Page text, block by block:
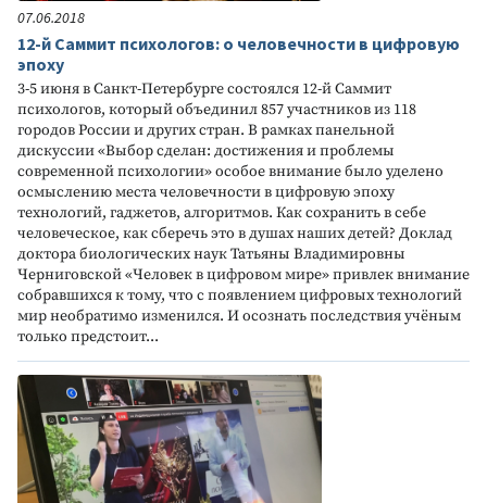
07.06.2018
12-й Саммит психологов: о человечности в цифровую
эпоху
3-5 июня в Санкт-Петербурге состоялся 12-й Саммит
психологов, который объединил 857 участников из 118
городов России и других стран. В рамках панельной
дискуссии «Выбор сделан: достижения и проблемы
современной психологии» особое внимание было уделено
осмыслению места человечности в цифровую эпоху
технологий, гаджетов, алгоритмов. Как сохранить в себе
человеческое, как сберечь это в душах наших детей? Доклад
доктора биологических наук Татьяны Владимировны
Черниговской «Человек в цифровом мире» привлек внимание
собравшихся к тому, что с появлением цифровых технологий
мир необратимо изменился. И осознать последствия учёным
только предстоит...